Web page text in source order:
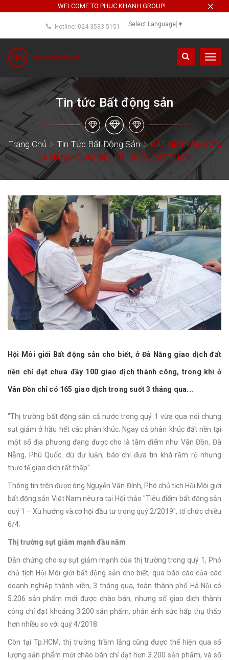
×
WELCOME TO PHUC KHANH GROUP!
Hotline: 024 3533 5151 Select Language ▼
Tin tức Bất động sản
Trang Chủ Tin Tức Bất Động Sản
ĐẤT NỀN VÂN ĐỒN,
ĐÀ NẴNG: "GIAO DỊCH THỰC TẾ RẤT THẤP"
Hội Môi giới Bất động sản cho biết, ở Đà Nẵng giao dịch đất
nền chỉ đạt chưa đầy 100 giao dịch thành công, trong khi ở
Vân Đồn chỉ có 165 giao dịch trong suốt 3 tháng qua...
"Thị trường bất động sản cả nước trong quý 1 vừa qua nói chung
sụt giảm ở hầu hết các phân khúc. Ngay cả phân khúc đất nền tại
một số địa phương đang được cho là tâm điểm như Vân Đồn, Đà
Nẵng, Phú Quốc…dù dư luận, báo chí đưa tin khá rầm rộ nhưng
thực tế giao dịch rất thấp".
Thông tin trên được ông Nguyễn Văn Đính, Phó chủ tịch Hội Môi giới
bất động sản Việt Nam nêu ra tại Hội thảo "Tiêu điểm bất động sản
quý 1 – Xu hướng và cơ hội đầu tư trong quý 2/2019", tổ chức chiều
6/4.
Thị trường sụt giảm mạnh đầu năm
Dẫn chứng cho sự sụt giảm mạnh của thị trường trong quý 1, Phó
chủ tịch Hội Môi giới bất động sản cho biết, qua báo cáo của các
doanh nghiệp thành viên, 3 tháng qua, toàn thành phố Hà Nội có
5.206 sản phẩm mới được chào bán, nhưng số giao dịch thành
công chỉ đạt khoảng 3.200 sản phẩm, phản ánh sức hấp thụ thấp
hơn nhiều so với quý 4/2018.
Còn tại Tp.HCM, thị trường trầm lắng cũng được thể hiện qua số
lượng sản phẩm mới chào bán chỉ đạt hơn 3.200 sản phẩm, và số